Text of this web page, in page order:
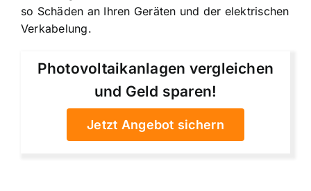
so Schäden an Ihren Geräten und der elektrischen
Verkabelung.
Photovoltaikanlagen vergleichen
und Geld sparen!
Jetzt Angebot sichern